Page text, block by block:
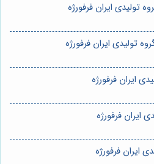
تولیدی ایران فرفورژه
تولیدی ایران فرفورژه
ایران فرفورژه
ایران فرفورژه
ایران فرفورژه